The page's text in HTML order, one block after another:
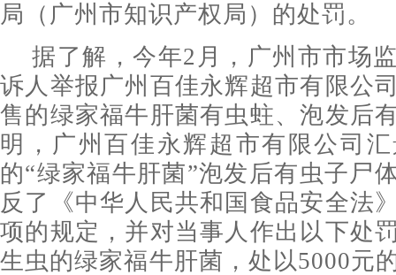
局（广州市知识产权局）的处罚。
据了解，今年2月，广州市市场
诉人举报广州百佳永辉超市有限公
售的绿家福牛肝菌有虫蛀、泡发后
明，广州百佳永辉超市有限公司
的“绿家福牛肝菌”泡发后有虫子尸
反了《中华人民共和国食品安全法
项的规定，并对当事人作出以下处
生虫的绿家福牛肝菌，处以5000元